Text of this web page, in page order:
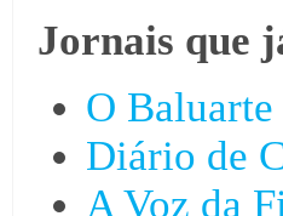
Jornais que
O
Diário de
A Voz da